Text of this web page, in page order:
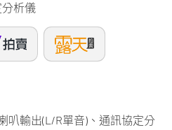
分析儀
叭輸出(L/R單音)、通訊協定分